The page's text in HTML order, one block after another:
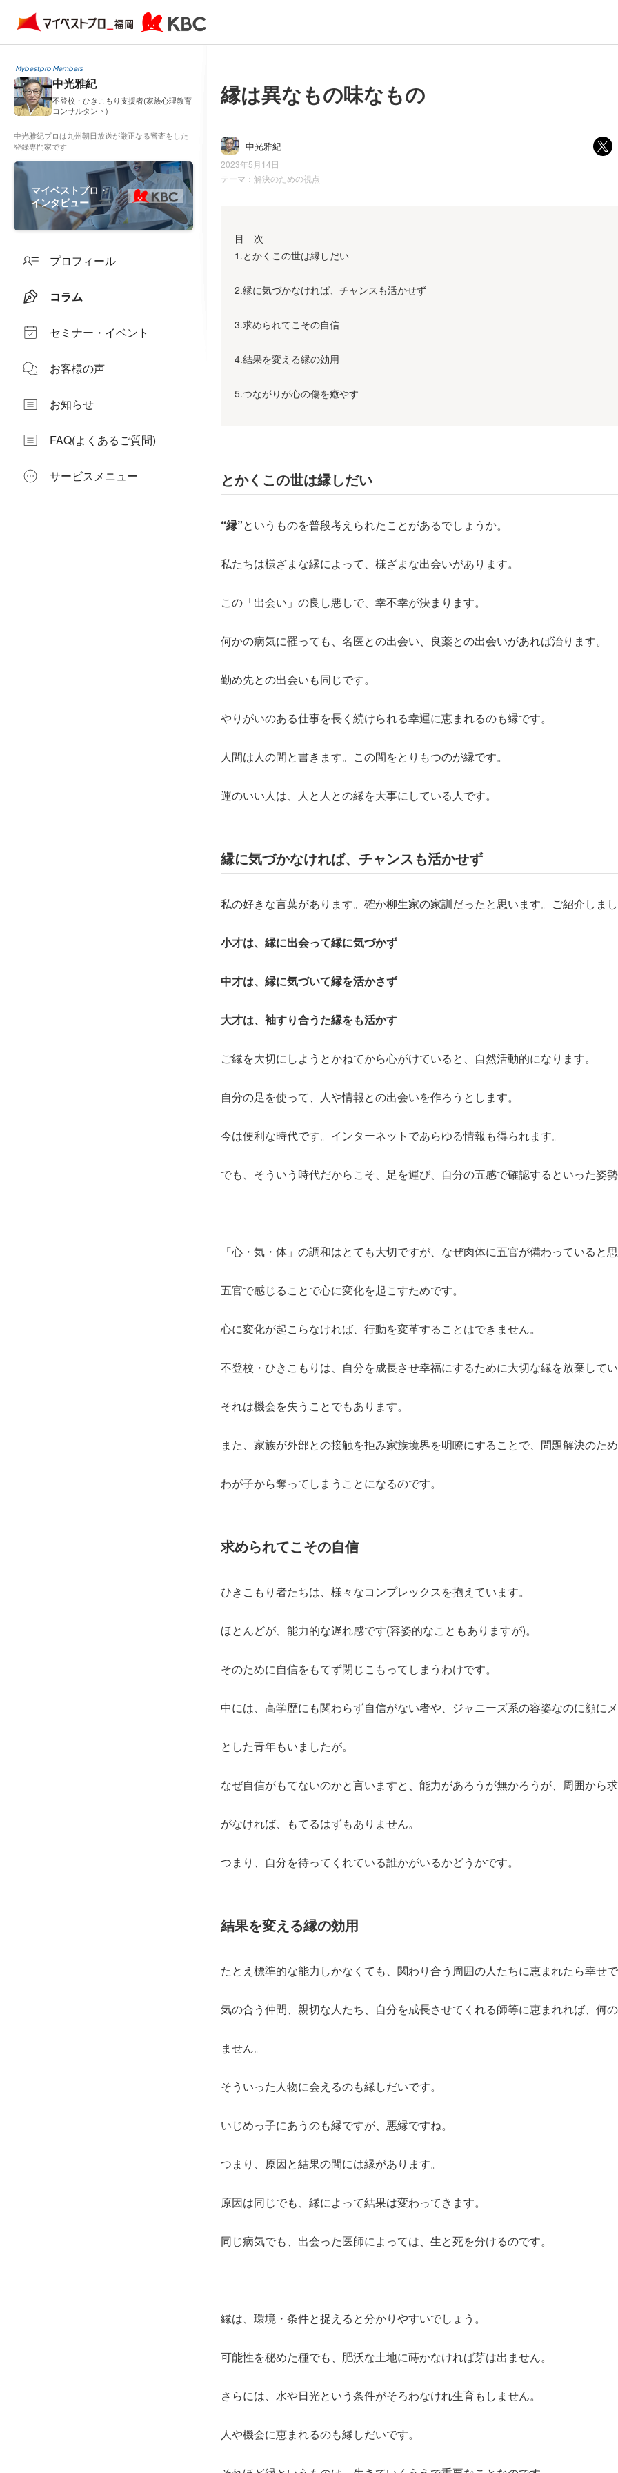
Mybestpro Members
中光雅紀
不登校・ひきこもり支援者(家族心理教育
コンサルタント)
中光雅紀プロは九州朝日放送が厳正なる審査をした
登録専門家です
マイベストプロ・
インタビュー
プロフィール
コラム
セミナー・イベント
お客様の声
お知らせ
FAQ(よくあるご質問)
サービスメニュー
縁は異なもの味なもの
中光雅紀
2023年5月14日
テーマ： 解決のための視点
目 次
1.とかくこの世は縁しだい
2.縁に気づかなければ、チャンスも活かせず
3.求められてこその自信
4.結果を変える縁の効用
5.つながりが心の傷を癒やす
とかくこの世は縁しだい
“縁”というものを普段考えられたことがあるでしょうか。
私たちは様ざまな縁によって、様ざまな出会いがあります。
この「出会い」の良し悪しで、幸不幸が決まります。
何かの病気に罹っても、名医との出会い、良薬との出会いがあれば治ります。
勤め先との出会いも同じです。
やりがいのある仕事を長く続けられる幸運に恵まれるのも縁です。
人間は人の間と書きます。この間をとりもつのが縁です。
運のいい人は、人と人との縁を大事にしている人です。
縁に気づかなければ、チャンスも活かせず
私の好きな言葉があります。確か柳生家の家訓だったと思います。ご紹介しま
小才は、縁に出会って縁に気づかず
中才は、縁に気づいて縁を活かさず
大才は、袖すり合うた縁をも活かす
ご縁を大切にしようとかねてから心がけていると、自然活動的になります。
自分の足を使って、人や情報との出会いを作ろうとします。
今は便利な時代です。インターネットであらゆる情報も得られます。
でも、そういう時代だからこそ、足を運び、自分の五感で確認するといった姿
「心・気・体」の調和はとても大切ですが、なぜ肉体に五官が備わっている
五官で感じることで心に変化を起こすためです。
心に変化が起こらなければ、行動を変革することはできません。
不登校・ひきこもりは、自分を成長させ幸福にするために大切な縁を放棄して
それは機会を失うことでもあります。
また、家族が外部との接触を拒み家族境界を明瞭にすることで、問題解決のた
わが子から奪ってしまうことになるのです。
求められてこその自信
ひきこもり者たちは、様々なコンプレックスを抱えています。
ほとんどが、能力的な遅れ感です(容姿的なこともありますが)。
そのために自信をもてず閉じこもってしまうわけです。
中には、高学歴にも関わらず自信がない者や、ジャニーズ系の容姿なのに顔に
とした青年もいましたが。
なぜ自信がもてないのかと言いますと、能力があろうが無かろうが、周囲から
がなければ、もてるはずもありません。
つまり、自分を待ってくれている誰かがいるかどうかです。
結果を変える縁の効用
たとえ標準的な能力しかなくても、関わり合う周囲の人たちに恵まれたら幸せ
気の合う仲間、親切な人たち、自分を成長させてくれる師等に恵まれれば、何
ません。
そういった人物に会えるのも縁しだいです。
いじめっ子にあうのも縁ですが、悪縁ですね。
つまり、原因と結果の間には縁があります。
原因は同じでも、縁によって結果は変わってきます。
同じ病気でも、出会った医師によっては、生と死を分けるのです。
縁は、環境・条件と捉えると分かりやすいでしょう。
可能性を秘めた種でも、肥沃な土地に蒔かなければ芽は出ません。
さらには、水や日光という条件がそろわなけれ生育もしません。
人や機会に恵まれるのも縁しだいです。